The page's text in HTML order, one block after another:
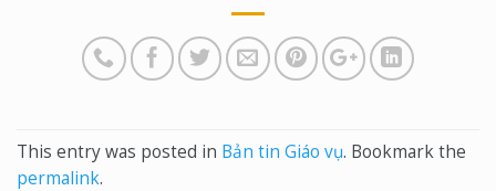
This entry was posted in Bản tin Giáo vụ. Bookmark the
permalink.